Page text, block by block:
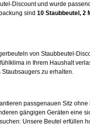
Discount und wurde
sind 10 Staubbeutel , 2
von Staubbeutel-
in Ihrem Haushalt
zu erhalten.
passgenauen Sitz
gängigen Geräten eine
Unsere Beutel erfüllen